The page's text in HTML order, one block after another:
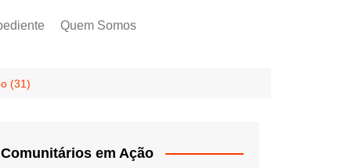
Quem Somos
(31)
Comunitários em Ação